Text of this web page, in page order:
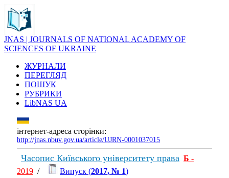
JNAS | JOURNALS OF NATIONAL ACADEMY OF
SCIENCES OF UKRAINE
ЖУРНАЛИ
ПЕРЕГЛЯД
ПОШУК
РУБРИКИ
LibNAS UA
інтернет-адреса сторінки:
http://jnas.nbuv.gov.ua/article/UJRN-0001037015
Часопис Київського університету права Б -
2019 / Випуск (2017, № 1)